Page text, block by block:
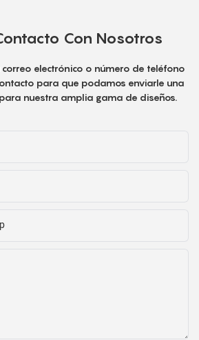
Con Nosotros
correo electrónico o número de teléfono
para que podamos enviarle una
nuestra amplia gama de diseños.